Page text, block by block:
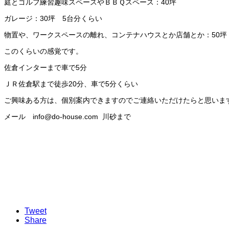
庭とゴルフ練習趣味スペースやＢＢＱスペース：40坪
ガレージ：30坪 5台分くらい
物置や、ワークスペースの離れ、コンテナハウスとか店舗とか：50坪
このくらいの感覚です。
佐倉インターまで車で5分
ＪＲ佐倉駅まで徒歩20分、車で5分くらい
ご興味ある方は、個別案内できますのでご連絡いただけたらと思いま
メール info@do-house.com 川砂まで
Tweet
Share